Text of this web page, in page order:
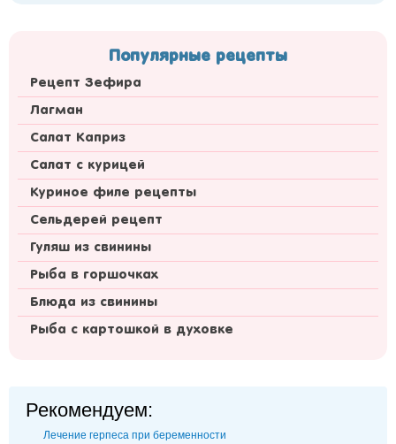
Популярные рецепты
Рецепт Зефира
Лагман
Салат Каприз
Салат с курицей
Куриное филе рецепты
Сельдерей рецепт
Гуляш из свинины
Рыба в горшочках
Блюда из свинины
Рыба с картошкой в духовке
Рекомендуем:
Лечение герпеса при беременности